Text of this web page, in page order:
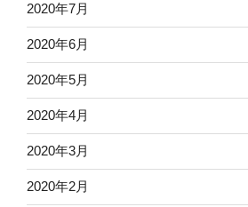
2020年7月
2020年6月
2020年5月
2020年4月
2020年3月
2020年2月